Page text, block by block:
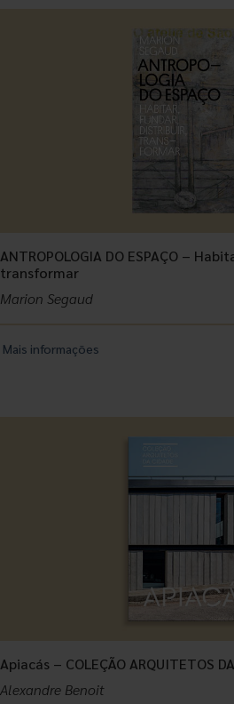
ANTROPOLOGIA DO ESPAÇO –
transformar
Marion Segaud
Mais informações
Apiacás – COLEÇÃO ARQUITETOS
Alexandre Benoit